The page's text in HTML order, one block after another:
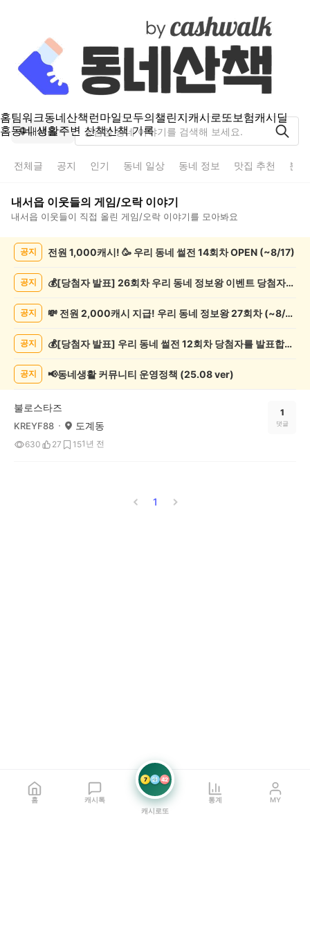
홈팀워크동네산책런마일모두의챌린지캐시로또보험캐시딜
홈동네 생활주변 산책산책 기록
내서읍
전체글 공지 인기 동네 일상 동네 정보 맛집 추천 분
내서읍 이웃들의 게임/오락이야기
내서읍 이웃들이 직접 올린 게임/오락 이야기를 모아봐요
록
공지 전원 1,000캐시! 🥳 우리 동네 썰전 14회차 OPEN (~8/17)
공지 💰[당첨자 발표] 26회차 우리 동네 정보왕 이벤트 당첨자를 발표합니다!
공지 💸 전원 2,000캐시 지급! 우리 동네 정보왕 27회차 (~8/10)
공지 💰[당첨자 발표] 우리 동네 썰전 12회차 당첨자를 발표합니다!
공지 📢동네생활 커뮤니티 운영정책 (25.08 ver)
불로스타즈
KREYF88 도계동
630 27 151년 전
1
댓글
1
홈 캐시톡
7 21 42
캐시로또
통계 MY